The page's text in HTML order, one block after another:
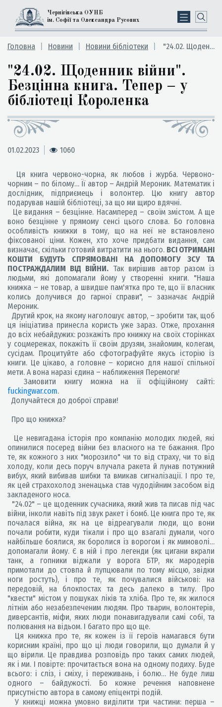
Чернігівська ОУНБ
ім. Софії та Олександра Русових
Головна Новини Новини бібліотеки "24.02. Щоденник війни". Безцінна книга. Тепер – у бібліотеці Короленка
"24.02. Щоденник війни".
Безцінна книга. Тепер – у
бібліотеці Короленка
01.02.2023 1060
Ця книга червоно-чорна, як любов і журба. Червоно-
чорним – по білому… Її автор – Андрій Мероник. Математик і
дослідник, підприємець і волонтер. Цю книгу автор
подарував нашій бібліотеці, за що ми щиро вдячні.
Це видання – безцінне. Насамперед – своїм змістом. А ще
воно безцінне у прямому сенсі цього слова. Бо головна
особливість книжки в тому, що на неї не встановлено
фіксованої ціни. Кожен, хто хоче придбати видання, сам
визначає, скільки готовий витратити на нього. ВСІ ОТРИМАНІ
КОШТИ БУДУТЬ СПРЯМОВАНІ НА ДОПОМОГУ ЗСУ ТА
ПОСТРАЖДАЛИМ ВІД ВІЙНИ. Так вирішив автор разом із
людьми, які допомагали йому у створенні книги. "Наша
книжка – не товар, а швидше пам'ятка про те, що її власник
колись долучився до гарної справи", – зазначає Андрій
Мероник.
Другий крок, на якому наголошує автор, – зробити так, щоб
ця ініціатива принесла користь уже зараз. Отже, прохання
до всіх небайдужих: розкажіть про книжку на своїх сторінках
у соцмережах, покажіть її своїм друзям, знайомим, колегам,
сусідам. Процитуйте або сфотографуйте якусь історію із
книги. Це цікаво, а головне – корисно для нашої спільної
мети. А вона наразі єдина – наближення Перемоги!
Замовити книгу можна на її офіційному сайті:
fuckingwar.com.
Долучайтеся до доброї справи!
Про що книжка?
Це невигадана історія про компанію молодих людей, які
опинилися посеред війни без власного на те бажання. Про
те, як кожного з них "морозило" чи то від страху, чи то від
холоду, коли десь поруч влучала ракета й лунав потужний
вибух, який вибивав шибки та вмикав сигналізації. І про те,
як цей страхохолод зненацька став чудодійним засобом від
закладеного носа.
"24.02" – це щоденник сучасника, який жив та писав під час
війни, інколи навіть під звук ракет і бомб. Це книга про те, як
почалася війна, як на це відреагували люди, що вони
почали робити, куди тікали і про що взагалі думали, чого
найбільше боялися, як боролися із ворогом і як мимоволі…
допомагали йому. Є в ній і про легенди (як цигани вкрали
танк, а гопники віджали у ворога БТР, як мародерів
примотали до стовпа й лупцювали по тому місцю, звідки
ноги ростуть), і про те, як почувалися військові: на
передовій, на блокпостах та десь далеко в тилу. Про
"квести" містом у пошуках ліків та хліба. Про те, як жилося
літнім або незабезпеченим людям. Про тварин, волонтерів,
диверсантів, міфи, яких люди понавигадували самі собі, та
полювання на відьом. І багато про що ще.
Ця книжка про те, як кожен із її героїв намагався бути
корисним країні, про що ці люди говорили, що думали й у
що вірили. Це правдива розповідь про таких самих людей,
як і ми. І повірте: прочитається вона на одному подиху. Буде
всього: і сліз, і сміху, і переживань, і болю… Не буде лиш
одного – байдужості. Бо кожне речення наповнене
присутністю автора в самому епіцентрі подій.
У книжці можна умовно виділити три частини: перша –